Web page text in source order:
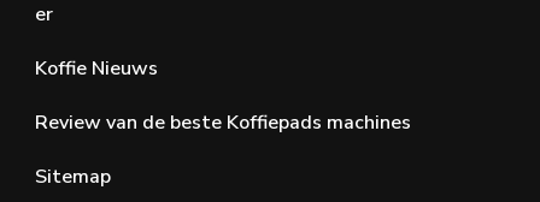
er
Koffie Nieuws
Review van de beste Koffiepads machines
Sitemap